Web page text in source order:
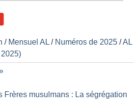
/ Mensuel AL / Numéros de 2025 /AL
Frères musulmans : La ségrégation